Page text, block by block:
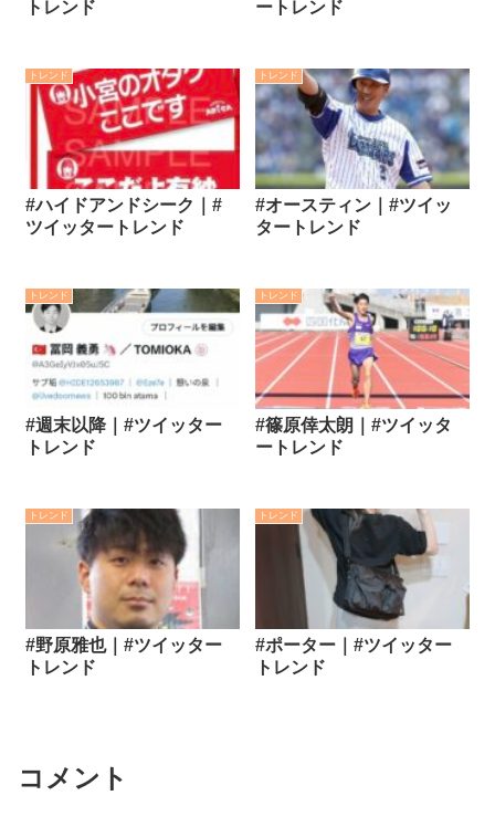
トレンド
ートレンド
トレンド
#ハイドアンドシーク｜#
ツイッタートレンド
トレンド
#オースティン｜#ツイッ
タートレンド
トレンド
#週末以降｜#ツイッター
トレンド
トレンド
#篠原倖太朗｜#ツイッタ
ートレンド
トレンド
#野原雅也｜#ツイッター
トレンド
トレンド
#ポーター｜#ツイッター
トレンド
コメント